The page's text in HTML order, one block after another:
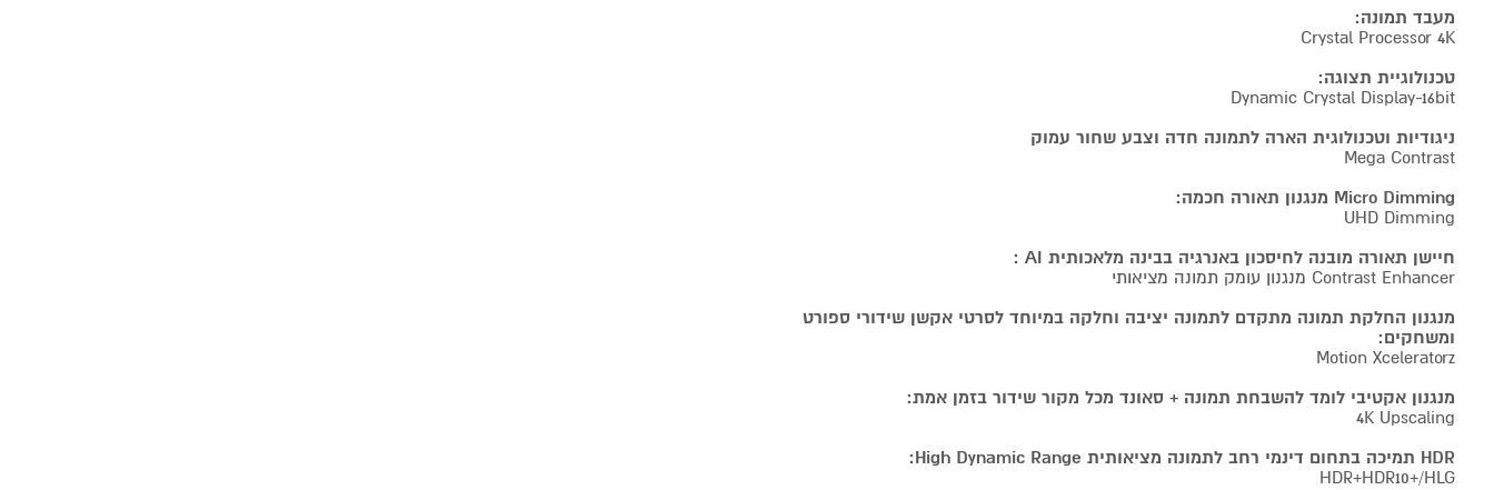
מעבד תמונה:
Crystal Processor 4K
טכנולוגיית תצוגה:
Dynamic Crystal Display-16bit
ניגודיות וטכנולוגית הארה לתמונה חדה וצבע שחור עמוק
Mega Contrast
Micro Dimming מנגנון תאורה חכמה:
UHD Dimming
חיישן תאורה מובנה לחיסכון באנרגיה בבינה מלאכותית AI :
Contrast Enhancer מנגנון עומק תמונה מציאותי
מנגנון החלקת תמונה מתקדם לתמונה יציבה וחלקה במיוחד לסרטי אקשן שידורי ספורט
ומשחקים:
Motion Xceleratorz
מנגנון אקטיבי לומד להשבחת תמונה + סאונד מכל מקור שידור בזמן אמת:
4K Upscaling
HDR תמיכה בתחום דינמי רחב לתמונה מציאותית High Dynamic Range:
HDR+HDR10+/HLG